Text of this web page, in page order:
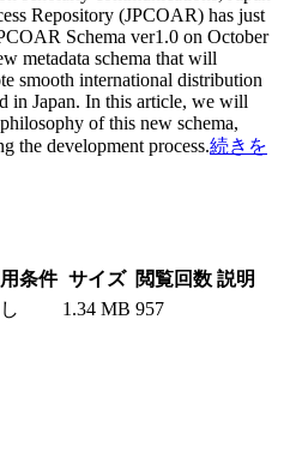
Repository (JPCOAR) has just
Schema ver1.0 on October
metadata schema that will
smooth international distribution
in Japan. In this article, we will
of this new schema,
the development process.続きを
条件 サイズ 閲覧回数 説明
1.34 MB 957